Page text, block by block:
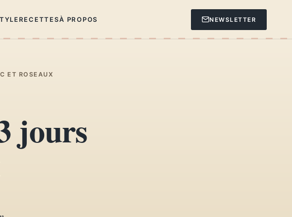
RECETTESÀ PROPOS NEWSLETTER
ET ROSEAUX
jours